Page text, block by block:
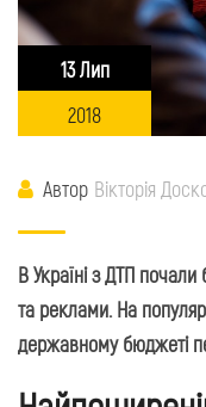
13 Лип
2018
Автор Вікторія
В Україні з ДТП
та реклами. На
державному бюджеті